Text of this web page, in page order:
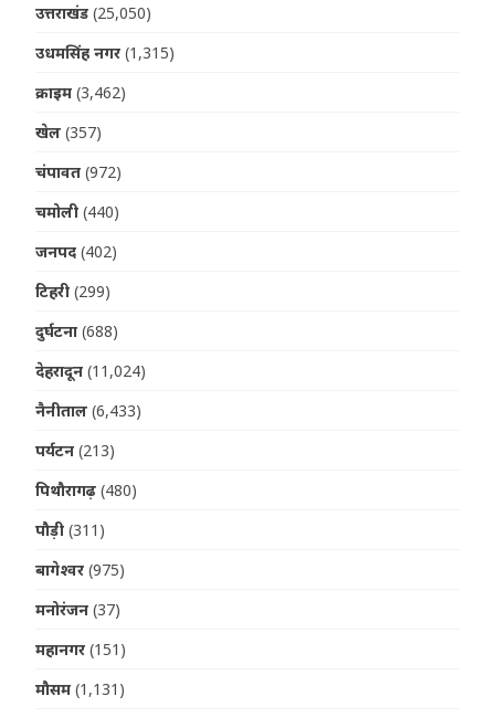
उत्तराखंड (25,050)
उधमसिंह नगर (1,315)
क्राइम (3,462)
खेल (357)
चंपावत (972)
चमोली (440)
जनपद (402)
टिहरी (299)
दुर्घटना (688)
देहरादून (11,024)
नैनीताल (6,433)
पर्यटन (213)
पिथौरागढ़ (480)
पौड़ी (311)
बागेश्वर (975)
मनोरंजन (37)
महानगर (151)
मौसम (1,131)